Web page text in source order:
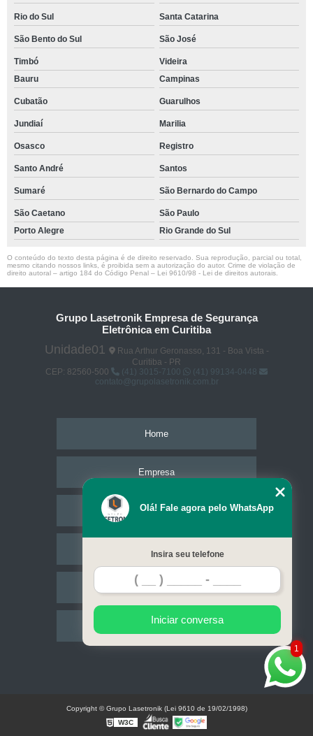
Rio do Sul Santa Catarina
São Bento do Sul São José
Timbó
Videira
Bauru
Campinas
Cubatão Guarulhos
Jundiaí Marilia
Osasco Registro
Santo André Santos
Sumaré São Bernardo do Campo
São Caetano
São Paulo
Porto Alegre
Rio Grande do Sul
O conteúdo do texto desta página é de direito reservado. Sua reprodução, parcial ou total,
mesmo citando nossos links, é proibida sem a autorização do autor. Crime de violação de
direito autoral – artigo 184 do Código Penal – Lei 9610/98 - Lei de direitos autorais
Grupo Lasetronik Empresa de Segurança
Eletrônica em Curitiba
Unidade01
Rua Arthur Geronasso, 131 - Boa Vista -
Curitiba - PR
CEP: 82560-500
(41) 3015-7100
(41) 99134-0448
contato@grupolasetronik.com.br
Home
Empresa
Missão
Serviços
Contato
Mapa do site
1
Olá! Fale agora pelo WhatsApp
Insira seu telefone
Iniciar conversa
Copyright © Grupo Lasetronik (Lei 9610 de 19/02/1998)
W3C